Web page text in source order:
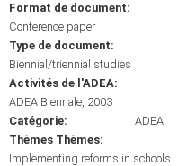
Format de document:
Conference paper
Type de document:
Biennial/triennial studies
Activités de l'ADEA:
ADEA Biennale, 2003
Catégorie:
ADEA
Thèmes Thèmes:
Implementing reforms in schools